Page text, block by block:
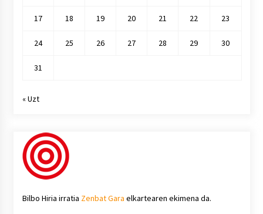
17 18 19 20 21 22 23
24 25 26 27 28 29 30
31
« Uzt
Bilbo Hiria irratia Zenbat Gara elkartearen ekimena da.